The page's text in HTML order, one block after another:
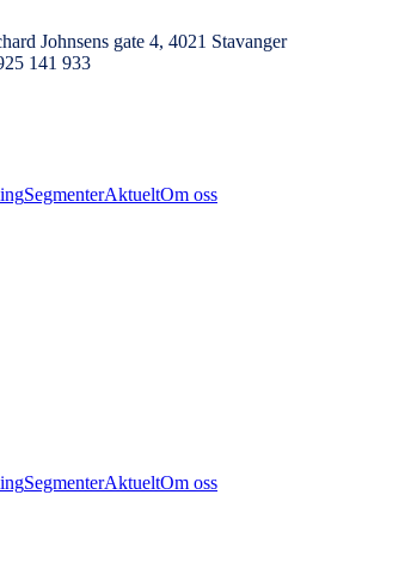
Johnsens gate 4, 4021 Stavanger
141 933
SegmenterAktueltOm oss
SegmenterAktueltOm oss